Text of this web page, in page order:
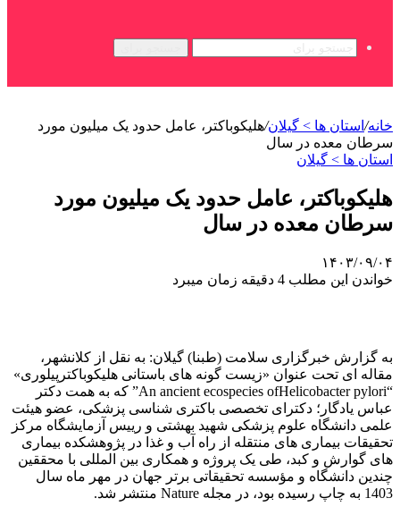
خانه/ استان ها > گیلان/هلیکوباکتر، عامل حدود یک میلیون مورد
سرطان معده در سال
استان ها > گیلان
هلیکوباکتر، عامل حدود یک میلیون مورد
سرطان معده در سال
۱۴۰۳/۰۹/۰۴
خواندن این مطلب 4 دقیقه زمان میبرد
به گزارش خبرگزاری سلامت (طبنا) گیلان: به نقل از کلانشهر،
مقاله ای تحت عنوان «زیست گونه های باستانی هلیکوباکترپیلوری»
“An ancient ecospecies ofHelicobacter pylori” که به همت دکتر
عباس یادگار؛ دکترای تخصصی باکتری شناسی پزشکی، عضو هیئت
علمی دانشگاه علوم پزشکی شهید بهشتی و رییس آزمایشگاه مرکز
تحقیقات بیماری های منتقله از راه آب و غذا در پژوهشکده بیماری
های گوارش و کبد، طی یک پروژه و همکاری بین المللی با محققین
چندین دانشگاه و مؤسسه تحقیقاتی برتر جهان در مهر ماه سال
1403 به چاپ رسیده بود، در مجله Nature منتشر شد.